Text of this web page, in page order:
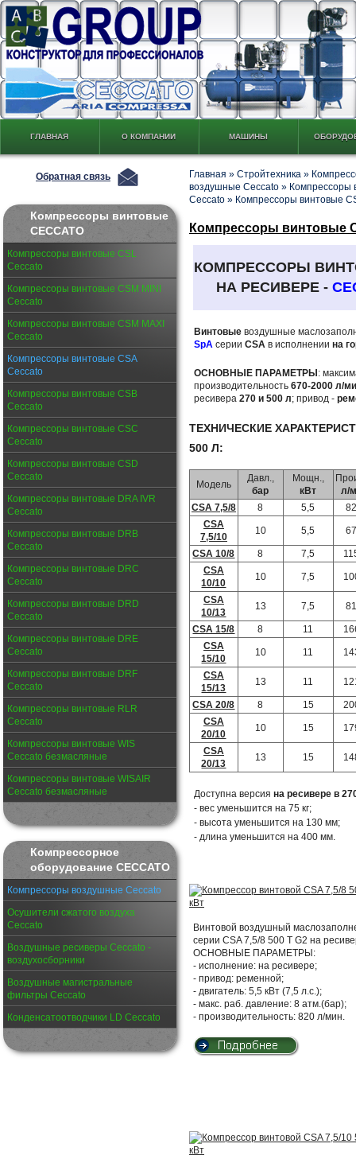
ГЛАВНАЯ О КОМПАНИИ МАШИНЫ
Обратная связь
Компрессоры винтовые
CECCATO
Компрессоры винтовые CSL
Ceccato
Компрессоры винтовые CSM MINI
Ceccato
Компрессоры винтовые CSM MAXI
Ceccato
Компрессоры винтовые CSA
Ceccato
Компрессоры винтовые CSB
Ceccato
Компрессоры винтовые CSC
Ceccato
Компрессоры винтовые CSD
Ceccato
Компрессоры винтовые DRA IVR
Ceccato
Компрессоры винтовые DRB
Ceccato
Компрессоры винтовые DRC
Ceccato
Компрессоры винтовые DRD
Ceccato
Компрессоры винтовые DRE
Ceccato
Компрессоры винтовые DRF
Ceccato
Компрессоры винтовые RLR
Ceccato
Компрессоры винтовые WIS
Ceccato безмасляные
Компрессоры винтовые WISAIR
Ceccato безмасляные
Компрессорное
оборудование CECCATO
Компрессоры воздушные Ceccato
Осушители сжатого воздуха
Ceccato
Воздушные ресиверы Ceccato -
воздухосборники
Воздушные магистральные
фильтры Ceccato
Конденсатоотводчики LD Ceccato
Главная » Стройтехника »
воздушные Ceccato » Компрессоры
Ceccato » Компрессоры винтовые
Компрессоры винтовые
КОМПРЕССОРЫ
НА РЕСИВЕРЕ -
Винтовые воздушные
SpA серии CSA в исполнении на
ОСНОВНЫЕ ПАРАМЕТРЫ :
производительность 670-2000 л/
ресивера 270 и 500 л; привод -
ТЕХНИЧЕСКИЕ
500 Л:
Модель
Давл.,
бар
Мощн.,
кВт
л/
CSA 7,5/8
8 5,5
CSA
7,5/10
10 5,5
CSA 10/8 8 7,5
CSA
10/10
10 7,5
CSA
10/13
13 7,5
CSA 15/8 8 11
CSA
15/10
10 11
CSA
15/13
13 11
CSA 20/8 8 15
CSA
20/10
10 15
CSA
20/13
13 15
Доступна версия на ресивере в
- вес уменьшится на 75 кг;
- высота уменьшится на 130 мм;
- длина уменьшится на 400 мм.
Винтовой воздушный
серии CSA 7,5/8 500 T G2 на
ОСНОВНЫЕ ПАРАМЕТРЫ:
- исполнение: на ресивере;
- привод: ременной;
- двигатель: 5,5 кВт (7,5 л.с.);
- макс. раб. давление: 8 атм.(бар);
- производительность: 820 л/мин.